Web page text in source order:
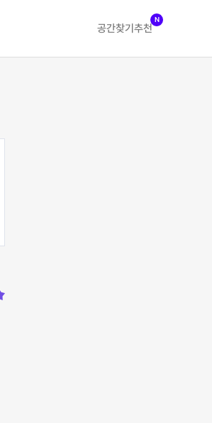
공간찾기 추천
N